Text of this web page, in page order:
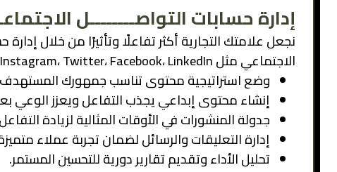
إدارة حسابات التواصــــــــل
نجعل علامتك التجارية أكثر تفاعلًا وتأثيرًا من خلال
الاجتماعي مثل Instagram، Twitter، Facebook، LinkedIn، وTikTok. فريقنا المتخصص يقوم بـ:
وضع استراتيجية محتوى تناسب جمهورك
إنشاء محتوى إبداعي يجذب التفاعل ويعزز الوعي
جدولة المنشورات في الأوقات المثالية لزيادة
إدارة التعليقات والرسائل لضمان تجربة عملاء
تحليل الأداء وتقديم تقارير دورية للتحسين المستمر.